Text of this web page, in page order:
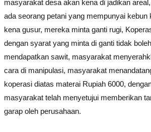
masyarakat desa akan kena di jadikan
ada seorang petani yang mempunyai kebun
kena gusur, mereka minta ganti rugi,
dengan syarat yang minta di ganti tidak
mendapatkan sawit, masyarakat
cara di manipulasi, masyarakat
koperasi diatas materai Rupiah 6000,
masyarakat telah menyetujui memberikan
garap oleh perusahaan.